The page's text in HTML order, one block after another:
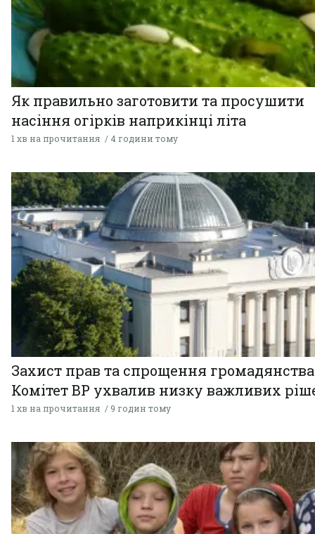
Як правильно заготовити та просушити
насіння огірків наприкінці літа
1 хв на прочитання 4 години тому
Захист прав та спрощення
Комітет ВР ухвалив низку важливих
1 хв на прочитання 9 годин тому